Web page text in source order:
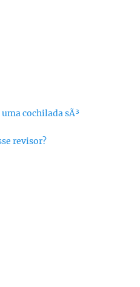
cochilada sÃ³
revisor?